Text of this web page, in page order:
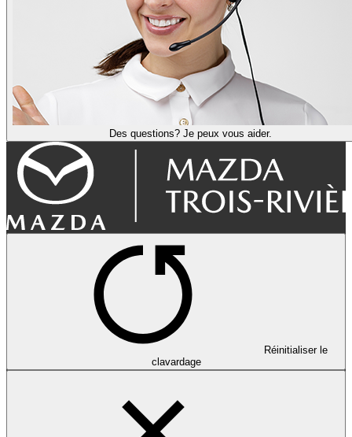
Des questions? Je peux vous aider.
Réinitialiser le
clavardage